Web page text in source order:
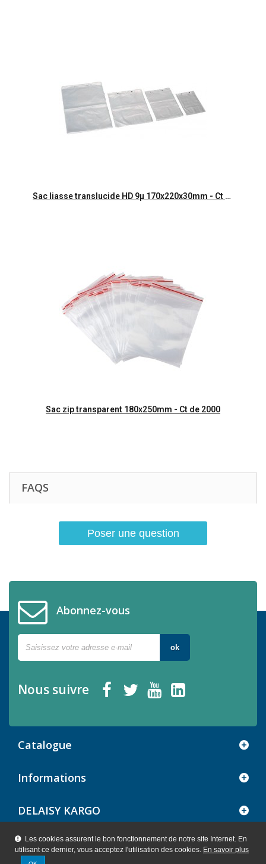
Les cookies assurent le bon fonctionnement de notre site Internet. En
utilisant ce dernier, vous acceptez l'utilisation des cookies. En savoir plus
Aperçu rapide Sac liasse translucide HD 9µ 170x220x30mm - Ct de 5000
Aperçu rapide
Sac zip transparent 180x250mm - Ct de 2000
FAQS
Poser une question
Abonnez-vous
ok
Nous suivre
Catalogue
Informations
Création agence WebXY
DELAISY KARGO